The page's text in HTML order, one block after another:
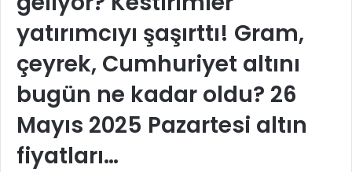
yatırımcıyı şaşırttı! Gram,
çeyrek, Cumhuriyet altını
bugün ne kadar oldu? 26
Mayıs 2025 Pazartesi altın
fiyatları…